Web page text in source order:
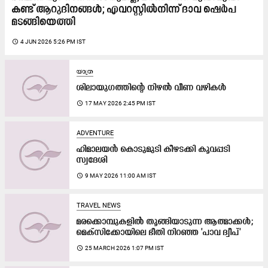
കണ്ട് ആറുദിനങ്ങൾ; എവറസ്റ്റിൽനിന്ന് ദാവ ഷെർപ
മടങ്ങിയെത്തി
access_time 4 JUN 2026 5:26 PM IST
യാത്ര
ശിലായുഗത്തിന്റെ നിഴൽ വീണ വഴികൾ
access_time 17 MAY 2026 2:45 PM IST
ADVENTURE
ഹിമാലയന്‍ കൊടുമുടി കീഴടക്കി കൂവപ്പടി
സ്വദേശി
access_time 9 MAY 2026 11:00 AM IST
TRAVEL NEWS
മരക്കൊമ്പുകളിൽ തൂങ്ങിയാടുന്ന ആത്മാക്കൾ;
മെക്സിക്കോയിലെ ഭീതി നിറഞ്ഞ 'പാവ ദ്വീപ്'
access_time 25 MARCH 2026 1:07 PM IST